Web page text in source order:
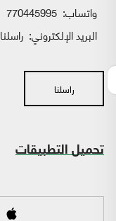
واتساب:
البريد الإلكتروني: راسلنا
راسلنا
تحميل التطبيقات